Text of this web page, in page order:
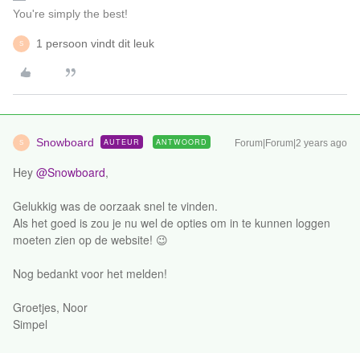
You're simply the best!
S 1 persoon vindt dit leuk
S Snowboard AUTEUR ANTWOORD Forum|Forum|2 years ago
Hey @Snowboard,
Gelukkig was de oorzaak snel te vinden.
Als het goed is zou je nu wel de opties om in te kunnen loggen
moeten zien op de website! 😉
Nog bedankt voor het melden!
Groetjes, Noor
Simpel